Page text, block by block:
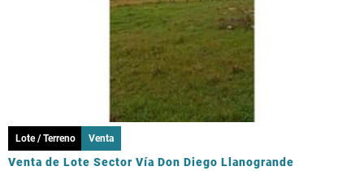
Lote / Terreno Venta
Venta de Lote Sector Vía Don Diego Llanogrande